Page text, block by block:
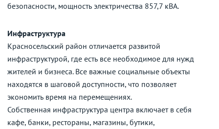
безопасности, мощность электричества 857,7 кВА.
Инфраструктура
Красносельский район отличается развитой
инфраструктурой, где есть все необходимое для нужд
жителей и бизнеса. Все важные социальные объекты
находятся в шаговой доступности, что позволяет
экономить время на перемещениях.
Собственная инфраструктура центра включает в себя
кафе, банки, рестораны, магазины, бутики,